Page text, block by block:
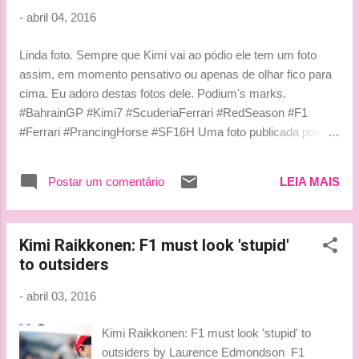
- abril 04, 2016
Linda foto. Sempre que Kimi vai ao pódio ele tem um foto
assim, em momento pensativo ou apenas de olhar fico para
cima. Eu adoro destas fotos dele. Podium's marks.
#BahrainGP #Kimi7 #ScuderiaFerrari #RedSeason #F1
#Ferrari #PrancingHorse #SF16H Uma foto publicada por
Postar um comentário
LEIA MAIS
Kimi Raikkonen: F1 must look 'stupid'
to outsiders
- abril 03, 2016
Kimi Raikkonen: F1 must look 'stupid' to
outsiders by Laurence Edmondson F1